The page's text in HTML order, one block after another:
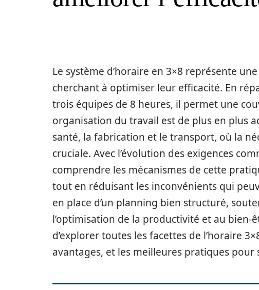
Le système d’horaire en 3×8 représente
cherchant à optimiser leur efficacité. En
trois équipes de 8 heures, il permet une
organisation du travail est de plus en plus
santé, la fabrication et le transport, où la
cruciale. Avec l’évolution des exigences
comprendre les mécanismes de cette
tout en réduisant les inconvénients qui
en place d’un planning bien structuré,
l’optimisation de la productivité et au
d’explorer toutes les facettes de l’horaire
avantages, et les meilleures pratiques